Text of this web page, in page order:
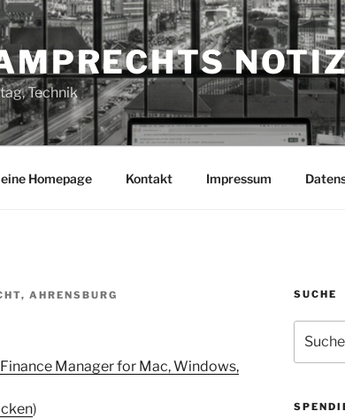
Technik
Homepage Kontakt Impressum
AHRENSBURG
Manager for Mac, Windows,
)
SUCHE
nach: